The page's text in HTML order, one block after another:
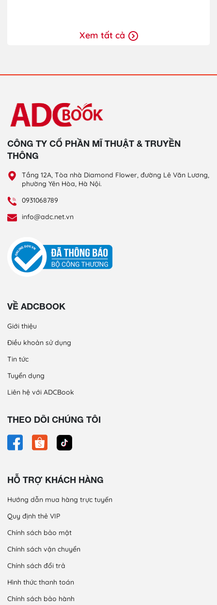
Xem tất cả
CÔNG TY CỔ PHẦN MĨ THUẬT & TRUYỀN
THÔNG
Tầng 12A, Tòa nhà Diamond Flower, đường Lê Văn Lương,
phường Yên Hòa, Hà Nội.
0931068789
info@adc.net.vn
VỀ ADCBOOK
Giới thiệu
Điều khoản sử dụng
Tin tức
Tuyển dụng
Liên hệ với ADCBook
THEO DÕI CHÚNG TÔI
HỖ TRỢ KHÁCH HÀNG
Hướng dẫn mua hàng trực tuyến
Quy định thẻ VIP
Chính sách bảo mật
Chính sách vận chuyển
Chính sách đổi trả
Hình thức thanh toán
Chính sách bảo hành